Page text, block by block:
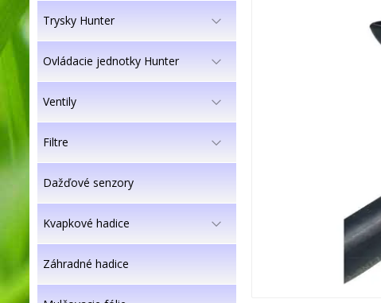
Trysky Hunter
Ovládacie jednotky Hunter
Ventily
Filtre
Dažďové senzory
Kvapkové hadice
Záhradné hadice